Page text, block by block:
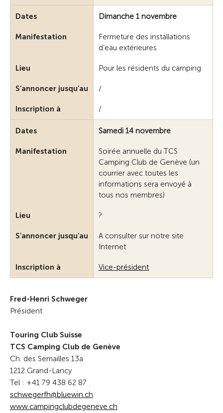
Dates Dimanche 1 novembre
Manifestation
Fermeture des installations
d’eau extérieures
Lieu Pour les résidents du camping
S’annoncer jusqu’au /
Inscription à /
Dates Samedi 14 novembre
Manifestation
Soirée annuelle du TCS
Camping Club de Genève (un
courrier avec toutes les
informations sera envoyé à
tous nos membres)
Lieu ?
S’annoncer jusqu’au
A consulter sur notre site
Internet
Inscription à Vice-président
Fred-Henri Schweger
Président
Touring Club Suisse
TCS Camping Club de Genève
Ch. des Semailles 13a
1212 Grand-Lancy
Tel : +41 79 438 62 87
schw g rfh bl wn ch
www.campingclubdegeneve.ch